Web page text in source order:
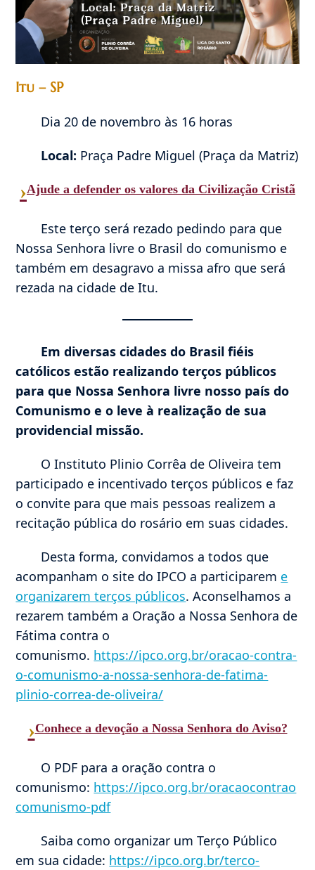
Itu – SP
Dia 20 de novembro às 16 horas
Local: Praça Padre Miguel (Praça da Matriz)
›Ajude a defender os valores da Civilização Cristã
Este terço será rezado pedindo para que
Nossa Senhora livre o Brasil do comunismo e
também em desagravo a missa afro que será
rezada na cidade de Itu.
Em diversas cidades do Brasil fiéis
católicos estão realizando terços públicos
para que Nossa Senhora livre nosso país do
Comunismo e o leve à realização de sua
providencial missão.
O Instituto Plinio Corrêa de Oliveira tem
participado e incentivado terços públicos e faz
o convite para que mais pessoas realizem a
recitação pública do rosário em suas cidades.
Desta forma, convidamos a todos que
acompanham o site do IPCO a participarem e
organizarem terços públicos. Aconselhamos a
rezarem também a Oração a Nossa Senhora de
Fátima contra o
comunismo. https://ipco.org.br/oracao-contra-
o-comunismo-a-nossa-senhora-de-fatima-
plinio-correa-de-oliveira/
›Conhece a devoção a Nossa Senhora do Aviso?
O PDF para a oração contra o
comunismo: https://ipco.org.br/oracaocontrao
comunismo-pdf
Saiba como organizar um Terço Público
em sua cidade: https://ipco.org.br/terco-